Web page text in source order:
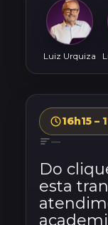
Luiz Urquiza
16h15 –
—
Do
esta